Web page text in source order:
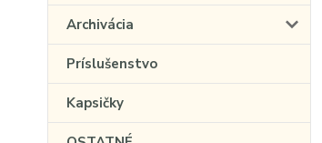
Archivácia
Príslušenstvo
Kapsičky